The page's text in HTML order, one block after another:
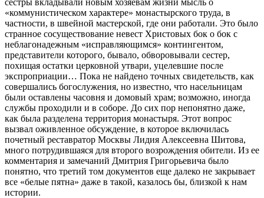
«коммунистическом характере» монастырского труда, в
частности, в швейной мастерской, где они работали. Это было
странное сосуществование невест Христовых бок о бок с
неблагонадежным «исправляющимся» контингентом,
представители которого, бывало, обворовывали сестер,
похищая остатки церковной утвари, уцелевшие после
экспроприации… Пока не найдено точных свидетельств, как
совершались богослужения, но известно, что насельницам
были оставлены часовня и домовый храм; возможно, иногда
службы проходили и в соборе. До сих пор непонятно даже,
как была разделена территория монастыря. Этот вопрос
вызвал оживленное обсуждение, в которое включилась
почетный реставратор Москвы Лидия Алексеевна Шитова,
много потрудившаяся для второго возрождения обители. Из ее
комментария и замечаний Дмитрия Григорьевича было
понятно, что третий том документов еще далеко не закрывает
все «белые пятна» даже в такой, казалось бы, близкой к нам
истории.